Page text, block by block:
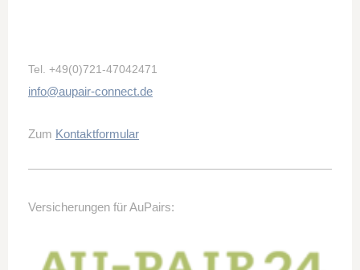
Tel. +49(0)721-47042471
info@aupair-connect.de
Zum Kontaktformular
Versicherungen für AuPairs: